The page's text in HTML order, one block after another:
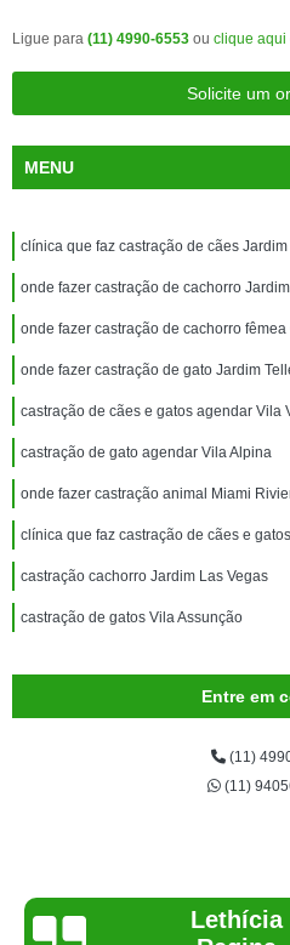
Ligue para (11) 4990-6553 ou clique aqui
Solicite um
MENU
clínica que faz castração de cães
onde fazer castração de cachorro
onde fazer castração de cachorro
onde fazer castração de gato Jardim
castração de cães e gatos agendar Vila
castração de gato agendar Vila Alpina
onde fazer castração animal Miami
clínica que faz castração de cães e
castração cachorro Jardim Las Vegas
castração de gatos Vila Assunção
Entre em
(11)
(11)
Joelma Lilian